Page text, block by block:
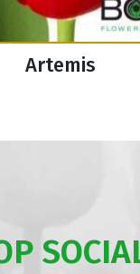
Artemis